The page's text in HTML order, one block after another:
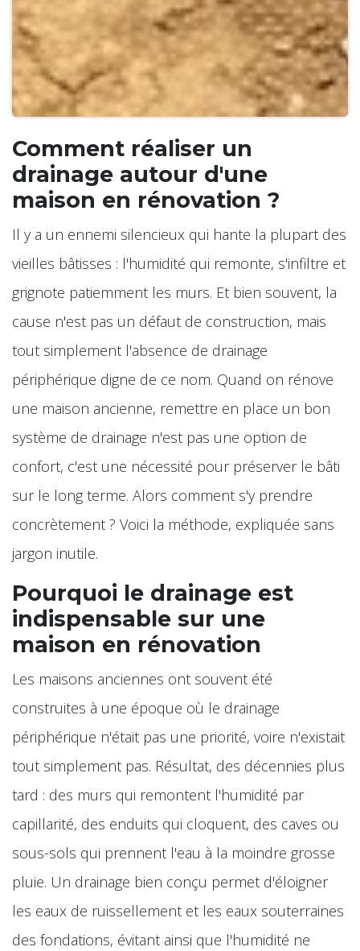
Comment réaliser un
drainage autour d'une
maison en rénovation ?
Il y a un ennemi silencieux qui hante la plupart des
vieilles bâtisses : l'humidité qui remonte, s'infiltre et
grignote patiemment les murs. Et bien souvent, la
cause n'est pas un défaut de construction, mais
tout simplement l'absence de drainage
périphérique digne de ce nom. Quand on rénove
une maison ancienne, remettre en place un bon
système de drainage n'est pas une option de
confort, c'est une nécessité pour préserver le bâti
sur le long terme. Alors comment s'y prendre
concrètement ? Voici la méthode, expliquée sans
jargon inutile.
Pourquoi le drainage est
indispensable sur une
maison en rénovation
Les maisons anciennes ont souvent été
construites à une époque où le drainage
périphérique n'était pas une priorité, voire n'existait
tout simplement pas. Résultat, des décennies plus
tard : des murs qui remontent l'humidité par
capillarité, des enduits qui cloquent, des caves ou
sous-sols qui prennent l'eau à la moindre grosse
pluie. Un drainage bien conçu permet d'éloigner
les eaux de ruissellement et les eaux souterraines
des fondations, évitant ainsi que l'humidité ne